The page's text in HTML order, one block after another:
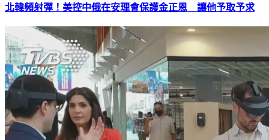
北韓頻射彈！美控中俄在安理會保護金正恩 讓他予取予求